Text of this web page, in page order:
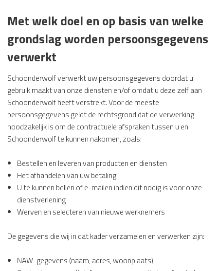
Met welk doel en op basis van welke
grondslag worden persoonsgegevens
verwerkt
Schoonderwolf verwerkt uw persoonsgegevens doordat u
gebruik maakt van onze diensten en/of omdat u deze zelf aan
Schoonderwolf heeft verstrekt. Voor de meeste
persoonsgegevens geldt de rechtsgrond dat de verwerking
noodzakelijk is om de contractuele afspraken tussen u en
Schoonderwolf te kunnen nakomen, zoals:
Bestellen en leveren van producten en diensten
Het afhandelen van uw betaling
U te kunnen bellen of e-mailen indien dit nodig is voor onze
dienstverlening
Werven en selecteren van nieuwe werknemers
De gegevens die wij in dat kader verzamelen en verwerken zijn:
NAW-gegevens (naam, adres, woonplaats)